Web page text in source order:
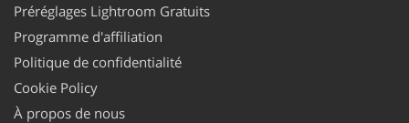
Préréglages Lightroom Gratuits
Programme d'affiliation
Politique de confidentialité
Cookie Policy
À propos de nous